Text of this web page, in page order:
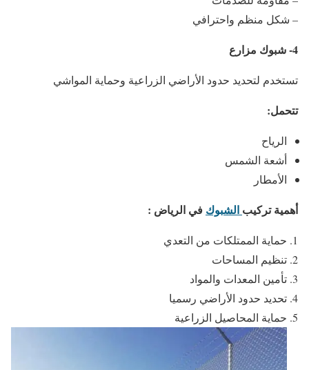
– شكل منظم واحترافي
4- شبوك مزارع
تستخدم لتحديد حدود الأراضي الزراعية وحماية المواشي
تتحمل:
الرياح
أشعة الشمس
الأمطار
أهمية تركيب الشبوك في الرياض :
حماية الممتلكات من التعدي
تنظيم المساحات
تأمين المعدات والمواد
تحديد حدود الأراضي رسميا
حماية المحاصيل الزراعية